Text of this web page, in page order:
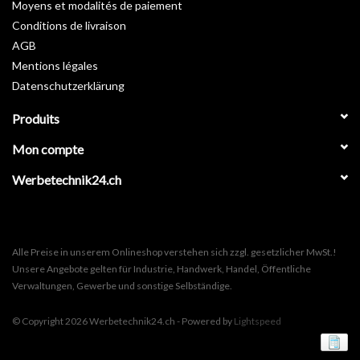
Moyens et modalités de paiement
Conditions de livraison
AGB
Mentions légales
Datenschutzerklärung
Produits
Mon compte
Werbetechnik24.ch
Alle Preise in unserem Onlineshop verstehen sich zzgl. gesetzlicher MwSt.!
Unsere Angebote gelten für Industrie, Handwerk, Handel, Öffentliche
Verwaltungen, Gewerbe und sonstige Selbständige.
© Copyright 2026 Werbetechnik24.ch - Powered by Lightspeed